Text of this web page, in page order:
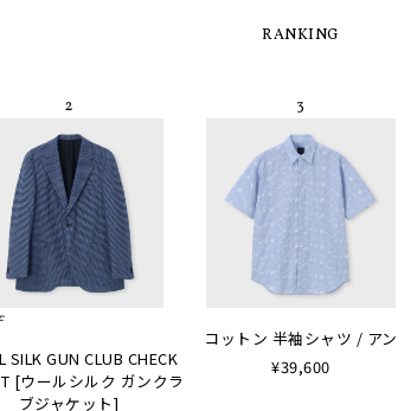
RANKING
SILK GUN CLUB CHECK
[ウールシルク ガンクラ
ブジャケット]
コットン 半袖シャツ / アン
¥39,600